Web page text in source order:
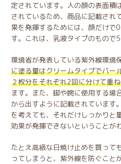
定されています。人の顔の表面積
されているため、商品に記載され
果を発揮するためには、顔だけで
す。これは、乳液タイプのもので
環境省が発表している紫外線環
に塗る量はクリームタイプでパー
２枚分をそれぞれ2回に分けて重
ます。また、脚や腕に使用する場
から出すように記載されています
を考えても、それだけしっかりと
効果が発揮できないということが
たとえ高級な日焼け止めを買って
ってしまうと、紫外線を防ぐこと